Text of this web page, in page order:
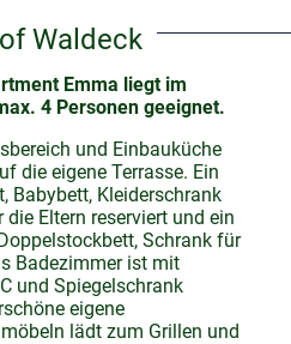
Waldeck
Emma liegt im
4 Personen geeignet.
und Einbauküche
die eigene Terrasse. Ein
Babybett, Kleiderschrank
Eltern reserviert und ein
Schrank für
Badezimmer ist mit
und Spiegelschrank
eigene
lädt zum Grillen und